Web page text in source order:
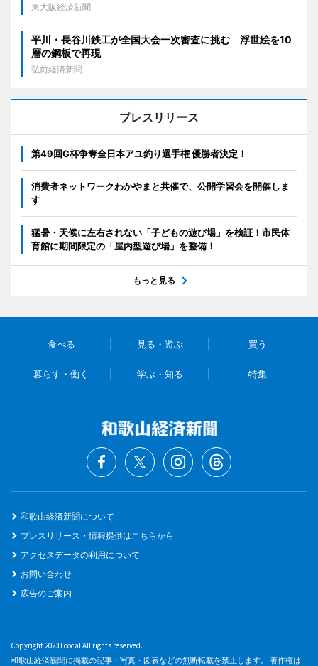
東大阪経済新聞
平川・長谷川鉄工が全国大会一次審査に挑む 浮世絵を10
層の鋼板で再現
弘前経済新聞
プレスリリース
第49回G杯争奪全日本アユ釣り選手権 優勝者決定！
消費者ネットワークわかやまと共催で、公開学習会を開催しま
す
猛暑・天候に左右されない「子どもの遊び場」を検証！市民体
育館に期間限定の「屋内型遊び場」を整備！
もっと見る
食べる 見る・遊ぶ 買う
暮らす・働く 学ぶ・知る 特集
和歌山経済新聞について
プレスリリース・情報提供はこちらから
アクセスデータの利用について
お問い合わせ
広告のご案内
Copyright 2023 Loocal All rights reserved.
和歌山経済新聞に掲載の記事・写真・図表などの無断転載を禁止します。 著作権は